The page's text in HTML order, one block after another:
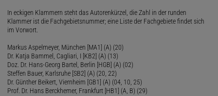
In eckigen Klammern steht das Autorenkürzel, die Zahl in der runden
Klammer ist die Fachgebietsnummer; eine Liste der Fachgebiete findet sich
im Vorwort.
Markus Aspelmeyer, München [MA1] (A) (20)
Dr. Katja Bammel, Cagliari, I [KB2] (A) (13)
Doz. Dr. Hans-Georg Bartel, Berlin [HGB] (A) (02)
Steffen Bauer, Karlsruhe [SB2] (A) (20, 22)
Dr. Günther Beikert, Viernheim [GB1] (A) (04, 10, 25)
Prof. Dr. Hans Berckhemer, Frankfurt [HB1] (A, B) (29)